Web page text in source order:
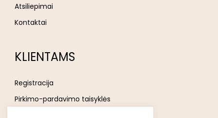
Atsiliepimai
Kontaktai
KLIENTAMS
Registracija
Pirkimo-pardavimo taisyklės